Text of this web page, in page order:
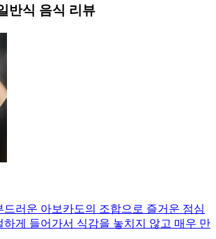
반식 음식 리뷰
드러운 아보카도의 조합으로 즐거운 점심
하게 들어가서 식감을 놓치지 않고 매우 만